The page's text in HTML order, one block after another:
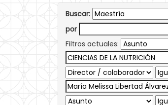
Buscar:
por
Filtros actuales: